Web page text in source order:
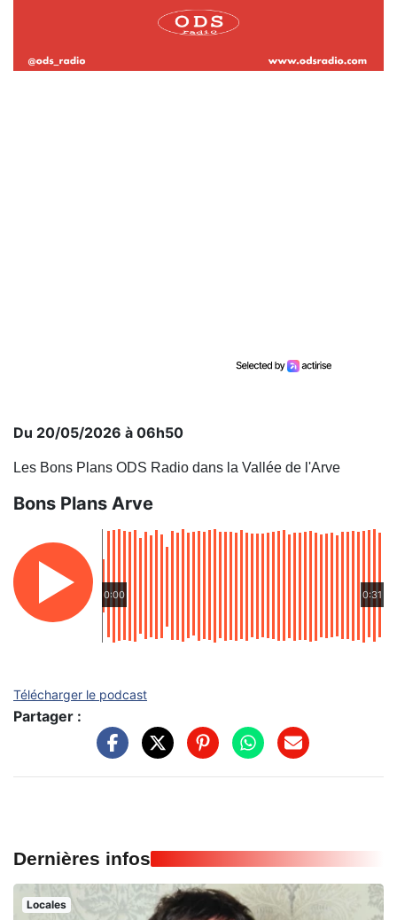
Du 20/05/2026 à 06h50
Les Bons Plans ODS Radio dans la Vallée de l'Arve
Bons Plans Arve
0:00 0:31
Télécharger le podcast
Partager :
Dernières infos
Locales